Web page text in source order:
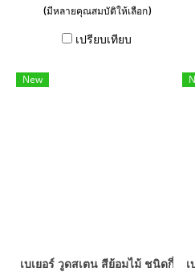
(มีหลายคุณสมบัติให้เลือก)
เปรียบเทียบ
New
เบเยอร์ วูดสเตน สีย้อมไม้ ชนิดกึ่งเงา